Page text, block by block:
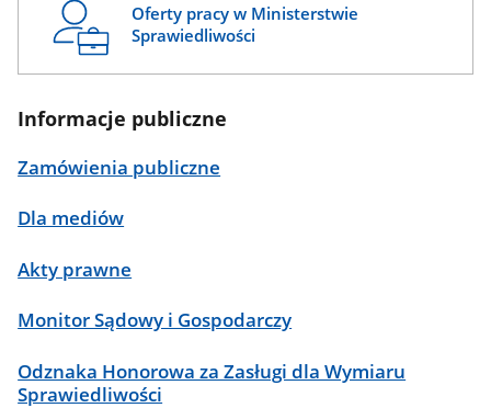
Oferty pracy w Ministerstwie
Sprawiedliwości
Informacje publiczne
Zamówienia publiczne
Dla mediów
Akty prawne
Monitor Sądowy i Gospodarczy
Odznaka Honorowa za Zasługi dla Wymiaru
Sprawiedliwości